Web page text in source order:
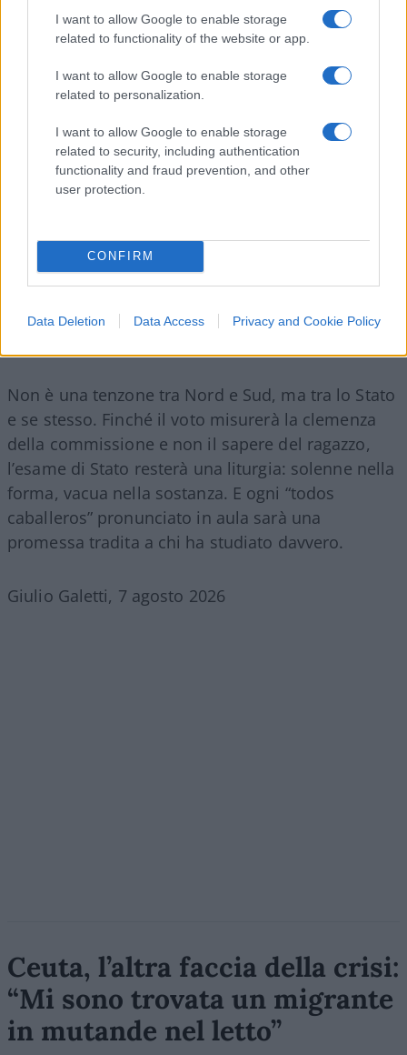
I want to allow Google to enable storage
related to functionality of the website or app.
I want to allow Google to enable storage
related to personalization.
I want to allow Google to enable storage
related to security, including authentication
functionality and fraud prevention, and other
user protection.
CONFIRM
Data Deletion Data Access Privacy and Cookie Policy
negato di un altro. La meritocrazia, invocata come
totem, viene capovolta nel suo contrario:
competenza del giudicato.
Non è una tenzone tra Nord e Sud, ma tra lo Stato
e se stesso. Finché il voto misurerà la clemenza
della commissione e non il sapere del ragazzo,
l’esame di Stato resterà una liturgia: solenne nella
forma, vacua nella sostanza. E ogni “todos
caballeros” pronunciato in aula sarà una
promessa tradita a chi ha studiato davvero.
Giulio Galetti, 7 agosto 2026
Ceuta, l’altra faccia della crisi:
“Mi sono trovata un migrante
in mutande nel letto”